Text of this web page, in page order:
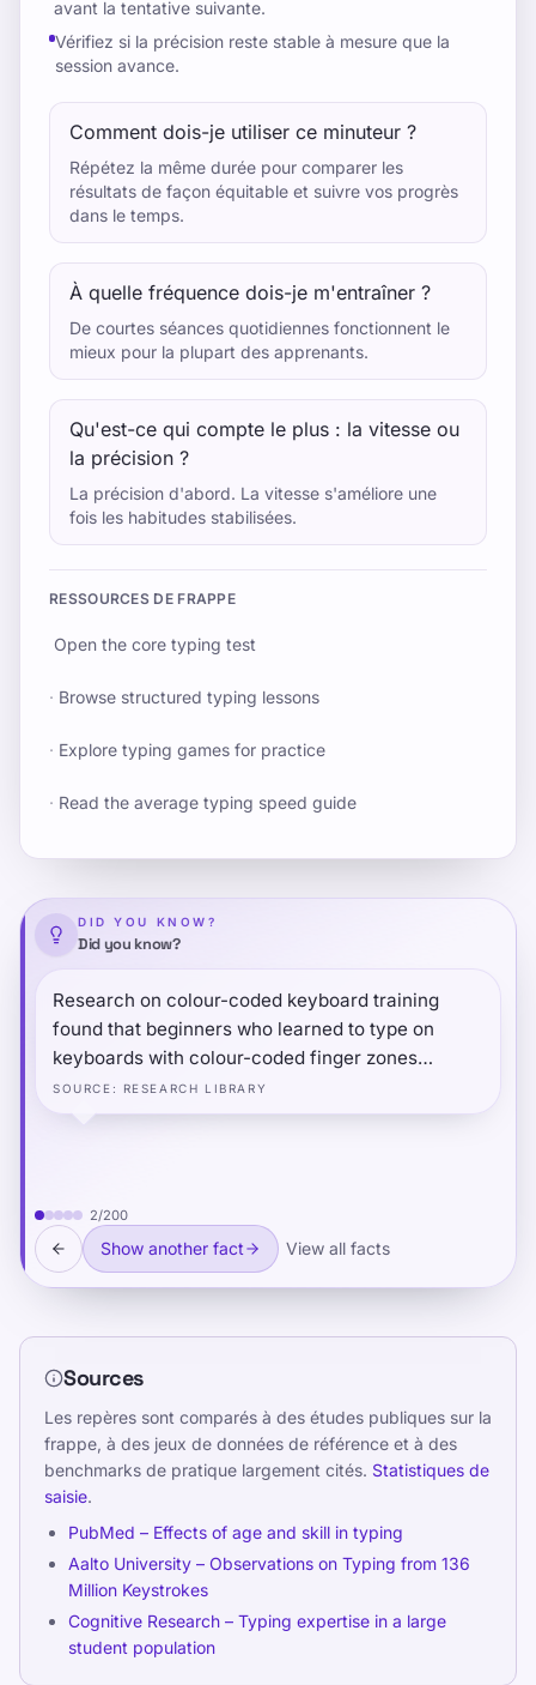
avant la tentative suivante.
Vérifiez si la précision reste stable à mesure que la
session avance.
Comment dois-je utiliser ce minuteur ?
Répétez la même durée pour comparer les
résultats de façon équitable et suivre vos progrès
dans le temps.
À quelle fréquence dois-je m'entraîner ?
De courtes séances quotidiennes fonctionnent le
mieux pour la plupart des apprenants.
Qu'est-ce qui compte le plus : la vitesse ou
la précision ?
La précision d'abord. La vitesse s'améliore une
fois les habitudes stabilisées.
RESSOURCES DE FRAPPE
Open the core typing test
· Browse structured typing lessons
· Explore typing games for practice
· Read the average typing speed guide
DID YOU KNOW?
Did you know?
Research on colour-coded keyboard training
found that beginners who learned to type on
keyboards with colour-coded finger zones
achieved automaticity measurably faster than
those using standard keyboards — because the
consolidation.
SOURCE : RESEARCH LIBRARY
2/200
Show another fact View all facts
Sources
Les repères sont comparés à des études publiques sur la
frappe, à des jeux de données de référence et à des
benchmarks de pratique largement cités. Statistiques de
saisie.
PubMed – Effects of age and skill in typing
Aalto University – Observations on Typing from 136
Million Keystrokes
Cognitive Research – Typing expertise in a large
student population